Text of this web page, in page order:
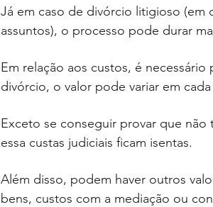
Já em caso de divórcio litigioso (em
assuntos), o processo pode durar
Em relação aos custos, é
divórcio, o valor pode variar em
Exceto se conseguir provar que não
essa custas judiciais ficam isentas.
Além disso, podem haver outros
bens, custos com a mediação ou